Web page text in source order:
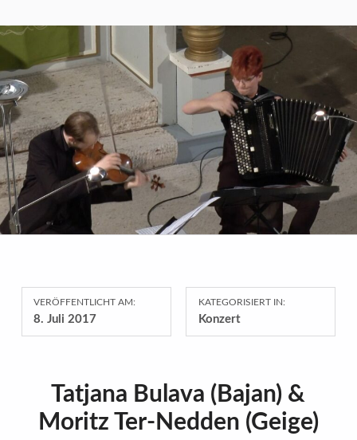
VERÖFFENTLICHT AM:
8. Juli 2017
KATEGORISIERT IN:
Konzert
Tatjana Bulava (Bajan) &
Moritz Ter-Nedden (Geige)